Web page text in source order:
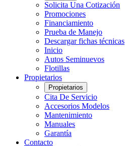
Solicita Una Cotización
Promociones
Financiamiento
Prueba de Manejo
Descargar fichas técnicas
Inicio
Autos Seminuevos
Flotillas
Propietarios
Propietarios
Cita De Servicio
Accesorios Modelos
Mantenimiento
Manuales
Garantía
Contacto